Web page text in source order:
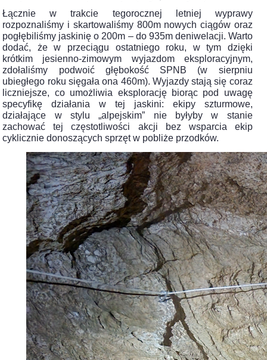
Łącznie w trakcie tegorocznej letniej wyprawy
rozpoznaliśmy i skartowaliśmy 800m nowych ciągów oraz
pogłębiliśmy jaskinię o 200m – do 935m deniwelacji. Warto
dodać, że w przeciągu ostatniego roku, w tym dzięki
krótkim jesienno-zimowym wyjazdom eksploracyjnym,
zdołaliśmy podwoić głębokość SPNB (w sierpniu
ubiegłego roku sięgała ona 460m). Wyjazdy stają się coraz
liczniejsze, co umożliwia eksplorację biorąc pod uwagę
specyfikę działania w tej jaskini: ekipy szturmowe,
działające w stylu „alpejskim” nie byłyby w stanie
zachować tej częstotliwości akcji bez wsparcia ekip
cyklicznie donoszących sprzęt w pobliże przodków.